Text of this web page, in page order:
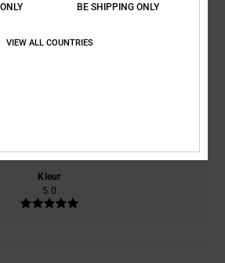
klanten bevelen dit product aan
Prijs-kwaliteitverhouding
Kleur
5.0
BE SHIPPING ONLY
VIEW ALL COUNTRIES